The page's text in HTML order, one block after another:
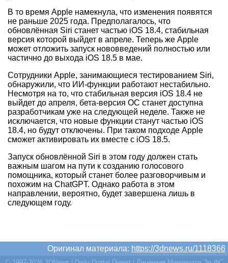
В то время Apple намекнула, что изменения появятся
не раньше 2025 года. Предполагалось, что
обновлённая Siri станет частью iOS 18.4, стабильная
версия которой выйдет в апреле. Теперь же Apple
может отложить запуск нововведений полностью или
частично до выхода iOS 18.5 в мае.
Сотрудники Apple, занимающиеся тестированием Siri,
обнаружили, что ИИ-функции работают нестабильно.
Несмотря на то, что стабильная версия iOS 18.4 не
выйдет до апреля, бета-версия ОС станет доступна
разработчикам уже на следующей неделе. Также не
исключается, что новые функции станут частью iOS
18.4, но будут отключены. При таком подходе Apple
сможет активировать их вместе с iOS 18.5.
Запуск обновлённой Siri в этом году должен стать
важным шагом на пути к созданию голосового
помощника, который станет более разговорчивым и
похожим на ChatGPT. Однако работа в этом
направлении, вероятно, будет завершена лишь в
следующем году.
Оригинал материала: https://3dnews.ru/1118366